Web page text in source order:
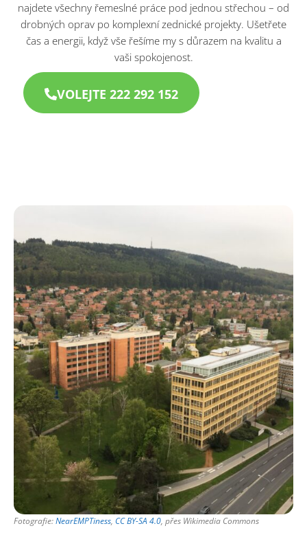
najdete všechny řemeslné práce pod jednou střechou – od
drobných oprav po komplexní zednické projekty. Ušetřete
čas a energii, když vše řešíme my s důrazem na kvalitu a
vaši spokojenost.
VOLEJTE 222 292 152
Fotografie:NearEMPTiness, CC BY-SA 4.0, přes Wikimedia Commons